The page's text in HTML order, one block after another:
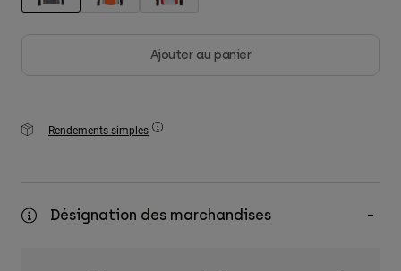
Ajouter au panier
Rendements simples
Désignation des marchandises